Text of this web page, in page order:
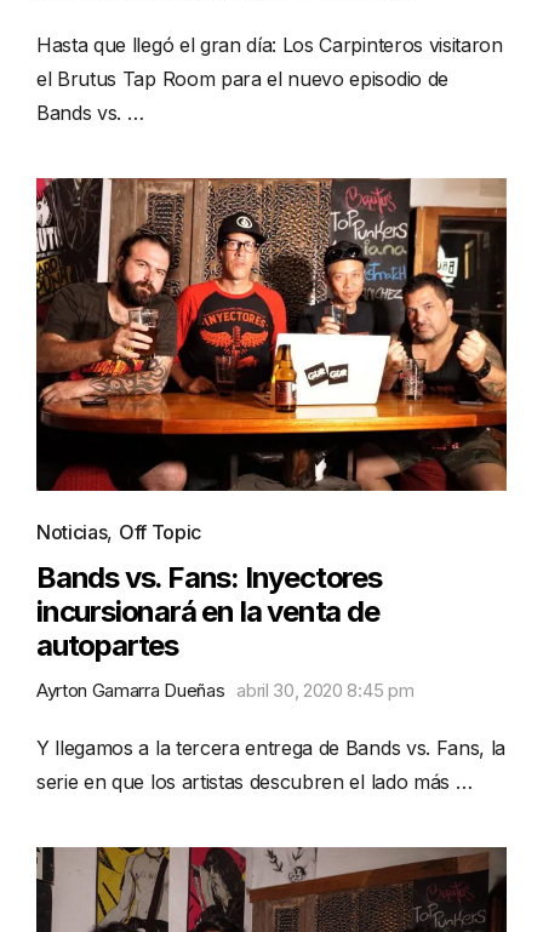
Hasta que llegó el gran día: Los Carpinteros visitaron
el Brutus Tap Room para el nuevo episodio de
Bands vs. …
Noticias, Off Topic
Bands vs. Fans: Inyectores
incursionará en la venta de
autopartes
Ayrton Gamarra Dueñas abril 30, 2020 8:45 pm
Y llegamos a la tercera entrega de Bands vs. Fans, la
serie en que los artistas descubren el lado más …